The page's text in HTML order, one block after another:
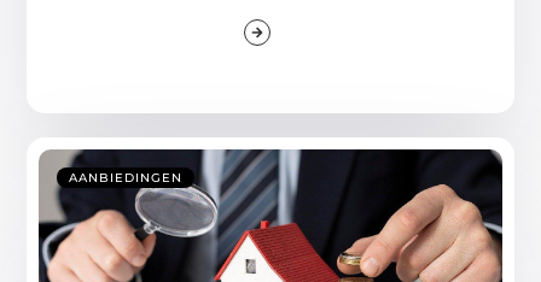
AANBIEDINGEN